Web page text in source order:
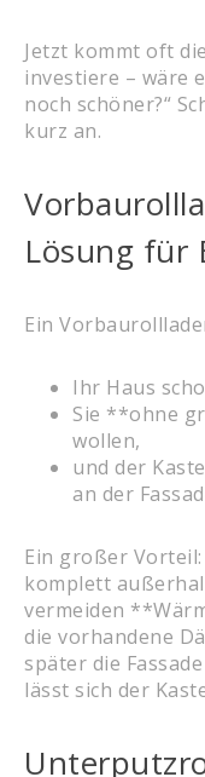
Jetzt kommt oft
investiere – wäre
noch schöner?“
kurz an.
Lösung für
Ein
Ihr Haus
Sie **ohne
wollen,
und der
an der
Ein großer
komplett
vermeiden
die vorhandene
später die
lässt sich der